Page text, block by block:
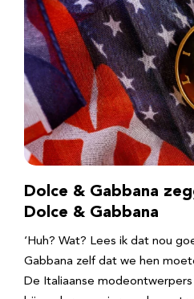
Dolce & Gabbana
Dolce & Gabbana
‘Huh? Wat? Lees ik dat nou
Gabbana zelf dat we hen
De Italiaanse